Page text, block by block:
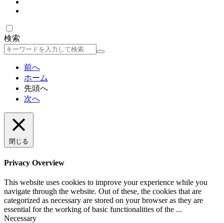
検索
検
前へ
ホーム
先頭へ
次へ
閉じる
Privacy Overview
This website uses cookies to improve your experience while you
navigate through the website. Out of these, the cookies that are
categorized as necessary are stored on your browser as they are
essential for the working of basic functionalities of the ...
Necessary